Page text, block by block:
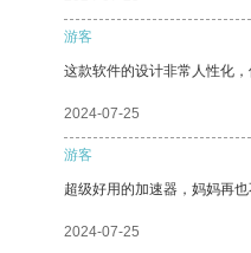
游客
这款软件的设计非常人性化，
2024-07-25
游客
超级好用的加速器，妈妈再
2024-07-25